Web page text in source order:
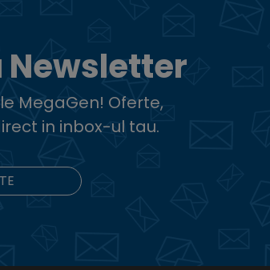
MegaGen! Oferte,
in inbox-ul tau.